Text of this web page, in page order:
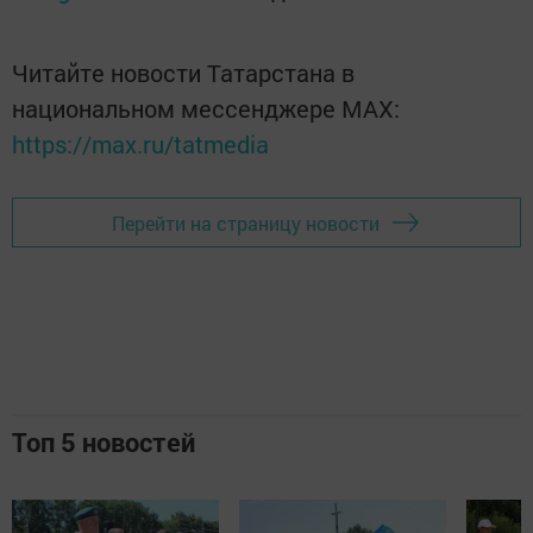
Читайте новости Татарстана в
национальном мессенджере MАХ:
https://max.ru/tatmedia
Перейти на страницу новости
Топ 5 новостей